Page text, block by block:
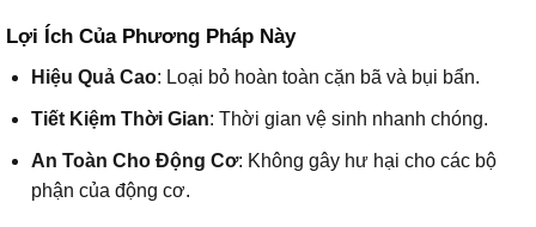
Lợi Ích Của Phương Pháp Này
Hiệu Quả Cao: Loại bỏ hoàn toàn cặn bã và bụi bẩn.
Tiết Kiệm Thời Gian: Thời gian vệ sinh nhanh chóng.
An Toàn Cho Động Cơ: Không gây hư hại cho các bộ
phận của động cơ.